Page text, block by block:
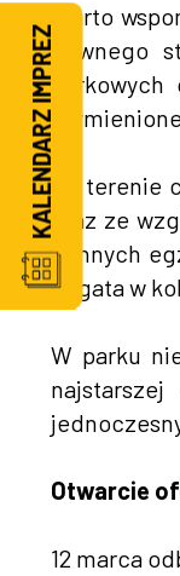
Warto
dawnego
Na
oraz ze
cennych
bogata w
W parku
Otwarcie
12 marca
KALENDARZ IMPREZ